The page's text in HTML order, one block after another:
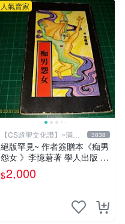
人氣賣家
【CS超聖文化讚】~滿千
元送運
3838
絕版罕見~ 作者簽贈本《痴男
怨女 》李憶莙著 學人出版 19
90年初版 書側有微斑 【CS
超聖文化讚】
$2,000